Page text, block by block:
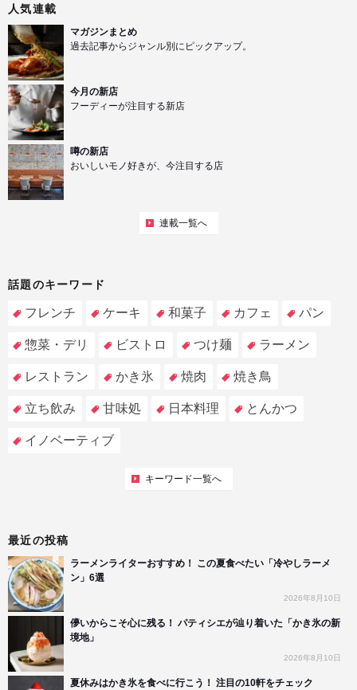
人気連載
マガジンまとめ
過去記事からジャンル別にピックアップ。
今月の新店
フーディーが注目する新店
噂の新店
おいしいモノ好きが、今注目する店
連載一覧へ
話題のキーワード
フレンチ ケーキ 和菓子 カフェ パン
惣菜・デリ ビストロ つけ麺 ラーメン
レストラン かき氷 焼肉 焼き鳥
立ち飲み 甘味処 日本料理 とんかつ
イノベーティブ
キーワード一覧へ
最近の投稿
ラーメンライターおすすめ！ この夏食べたい「冷やしラーメ
ン」6選
2026年8月10日
儚いからこそ心に残る！ パティシエが辿り着いた「かき氷の新
境地」
2026年8月10日
夏休みはかき氷を食べに行こう！ 注目の10軒をチェック